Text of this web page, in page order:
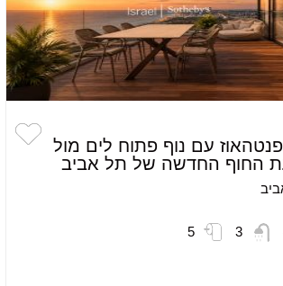
פנטהאוז עם נוף פתוח לים מול
החוף החדשה של תל אביב
3
5